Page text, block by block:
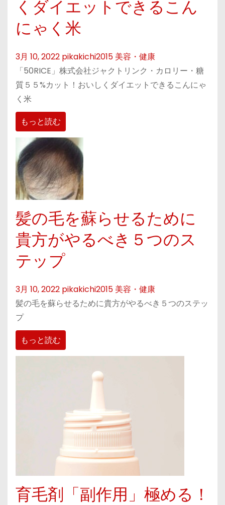
くダイエットできるこん
にゃく米
3月 10, 2022 pikakichi2015 美容・健康
「50RICE」株式会社ジャクトリンク・カロリー・糖
質５５%カット！おいしくダイエットできるこんにゃ
く米
もっと読む
髪の毛を蘇らせるために
貴方がやるべき５つのス
テップ
3月 10, 2022 pikakichi2015 美容・健康
髪の毛を蘇らせるために貴方がやるべき５つのステッ
プ
もっと読む
育毛剤「副作用」極める！